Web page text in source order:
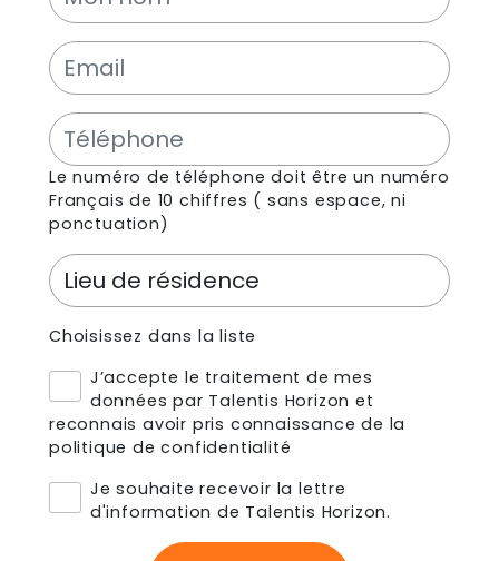
Le numéro de téléphone doit être un numéro
Français de 10 chiffres ( sans espace, ni
ponctuation)
Choisissez dans la liste
J’accepte le traitement de mes
données par Talentis Horizon et
reconnais avoir pris connaissance de la
politique de confidentialité
Je souhaite recevoir la lettre
d'information de Talentis Horizon.